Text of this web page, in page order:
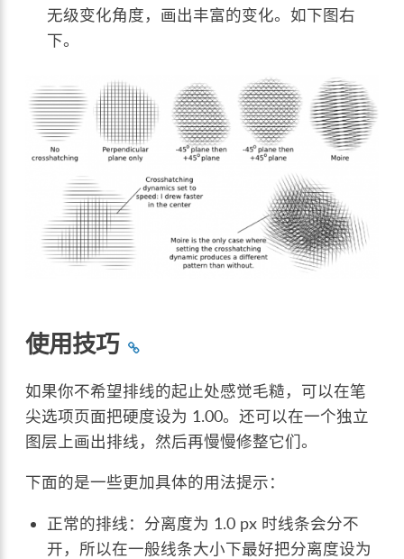
无级变化角度，画出丰富的变化。如下图右
下。
使用技巧
如果你不希望排线的起止处感觉毛糙，可以在笔
尖选项页面把硬度设为 1.00。还可以在一个独立
图层上画出排线，然后再慢慢修整它们。
下面的是一些更加具体的用法提示：
正常的排线：分离度为 1.0 px 时线条会分不
开，所以在一般线条大小下最好把分离度设为